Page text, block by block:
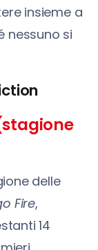
insieme a
nessuno si
delle
Fire,
14